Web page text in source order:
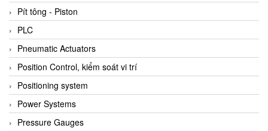
Pít tông - Piston
PLC
Pneumatic Actuators
Position Control, kiểm soát vi trí
Positioning system
Power Systems
Pressure Gauges